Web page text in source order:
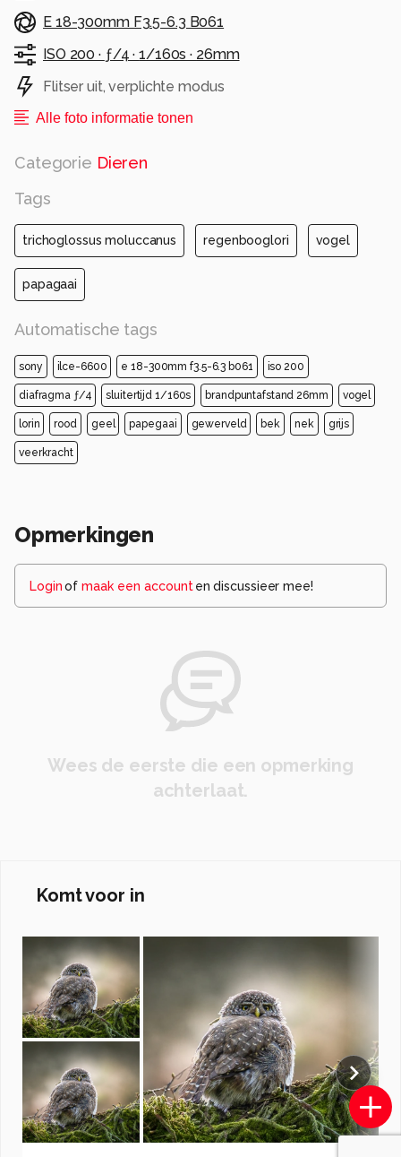
E 18-300mm F3.5-6.3 B061
ISO 200 · ƒ/4 ·1/160s · 26mm
Flitser uit, verplichte modus
Alle foto informatie tonen
Categorie Dieren
Tags
trichoglossus moluccanus regenbooglori vogel
papagaai
Automatische tags
sony ilce-6600 e 18-300mm f3.5-6.3 b061 iso 200
diafragma ƒ/4 sluitertijd 1/160s brandpuntafstand 26mm vogel
lorin rood geel papegaai gewerveld bek nek grijs
veerkracht
Opmerkingen
Loginof maak een account en discussieer mee!
Wees de eerste die een opmerking
achterlaat.
Komt voor in